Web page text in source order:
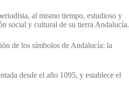
al mismo tiempo, estudioso y
social y cultural de su tierra Andalucía.
de los símbolos de Andalucía: la
desde el año 1095, y establece el